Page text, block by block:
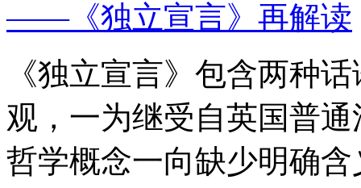
——《独立宣言》再解读
《独立宣言》包含两种
观，一为继受自英国普
哲学概念一向缺少明确